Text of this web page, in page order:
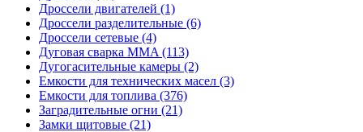
Дроссели двигателей (1)
Дроссели разделительные (6)
Дроссели сетевые (4)
Дуговая сварка MMA (113)
Дугогасительные камеры (2)
Емкости для технических масел (3)
Емкости для топлива (376)
Заградительные огни (21)
Замки щитовые (21)